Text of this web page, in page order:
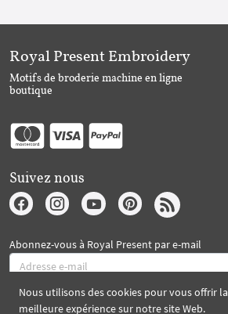
Nous utilisons des cookies pour vous offrir la
meilleure expérience sur notre site Web.
Royal Present Embroidery
Motifs de broderie machine en ligne
boutique
Suivez nous
Abonnez-vous à Royal Present par e-mail
S'abonner